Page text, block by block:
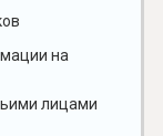
на
лицами